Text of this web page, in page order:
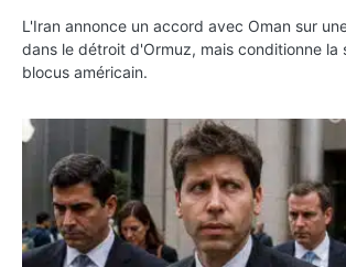
L'Iran annonce un accord avec Oman sur
dans le détroit d'Ormuz, mais conditionne la
blocus américain.
OpenAI demande le rejet de la plainte